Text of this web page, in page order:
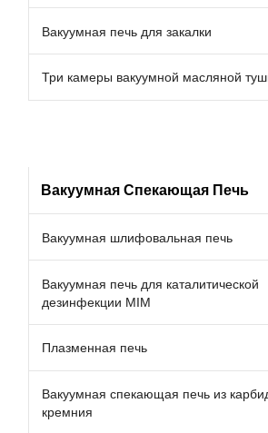
Вакуумная печь для закалки
Три камеры вакуумной масляной
Вакуумная Спекающая Печь
Вакуумная шлифовальная печь
Вакуумная печь для каталитической
дезинфекции MIM
Плазменная печь
Вакуумная спекающая печь из
кремния